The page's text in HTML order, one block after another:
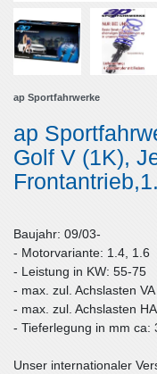
ap Sportfahrwerke
ap
Golf V (1K),
Baujahr: 09/03-
- Motorvariante: 1.4, 1.6
- Leistung in KW: 55-75
- max. zul. Achslasten
- max. zul. Achslasten
- Tieferlegung in mm ca:
Unser internationaler